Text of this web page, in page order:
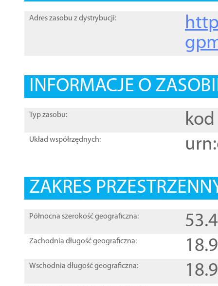
Adres zasobu z dystrybucji:
INFORMACJE O
Typ zasobu: kod
Układ współrzędnych:
ZAKRES
Północna szerokość geograficzna:
Zachodnia długość geograficzna:
Wschodnia długość geograficzna: